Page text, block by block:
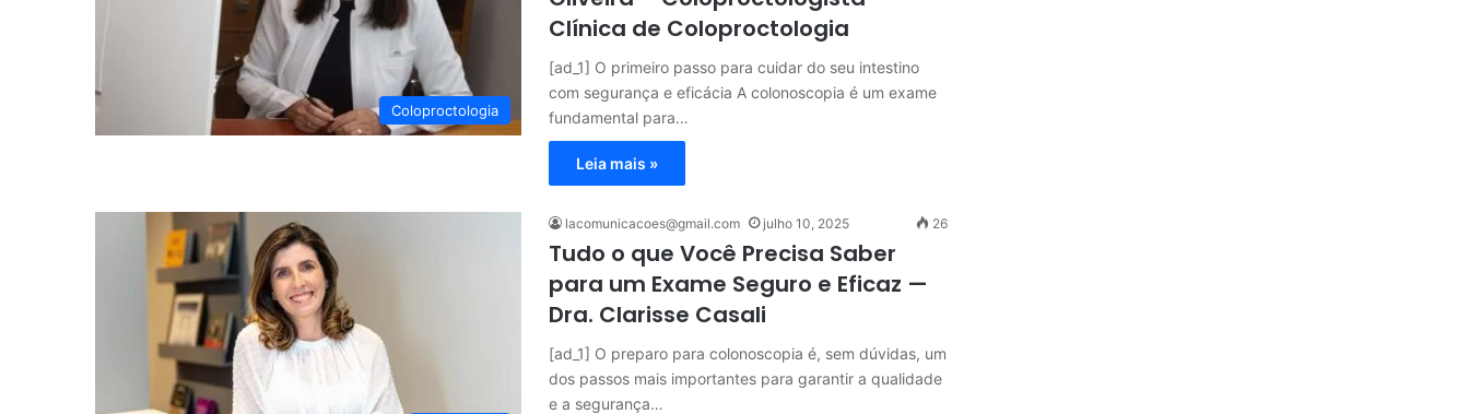
Coloproctologia
Clínica de Coloproctologia
[ad_1] O primeiro passo para cuidar do seu intestino
com segurança e eficácia A colonoscopia é um exame
fundamental para…
Leia mais »
lacomunicacoes@gmail.com julho 10, 2025 26
Tudo o que Você Precisa Saber
para um Exame Seguro e Eficaz —
Dra. Clarisse Casali
[ad_1] O preparo para colonoscopia é, sem dúvidas, um
dos passos mais importantes para garantir a qualidade
e a segurança…